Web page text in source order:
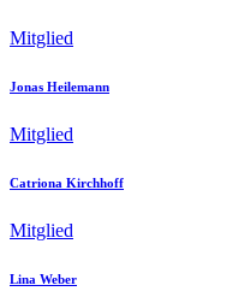
Mitglied
Jonas Heilemann
Mitglied
Catriona Kirchhoff
Mitglied
Lina Weber